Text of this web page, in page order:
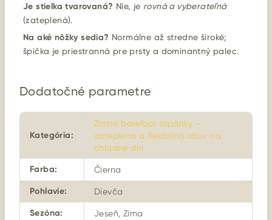
Je stielka tvarovaná? Nie, je rovná a vyberateľná
(zateplená).
Na aké nôžky sedia? Normálne až stredne široké;
špička je priestranná pre prsty a dominantný palec.
Dodatočné parametre
Kategória:
Zimné barefoot topánky –
zateplená a flexibilná obuv na
chladné dni
Farba: Čierna
Pohlavie: Dievča
Sezóna: Jeseň, Zima